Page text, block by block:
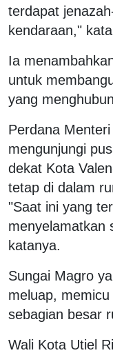
terdapat
kendaraan,"
Ia
untuk
yang
Perdana
mengunjungi
dekat Kota
tetap di dalam
"Saat ini yang
menyelamatkan
katanya.
Sungai Magro
meluap,
sebagian besar
Wali Kota Utiel